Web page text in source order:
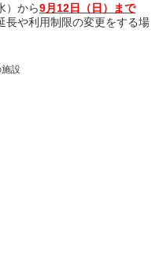
から9月12日（日）まで
や利用制限の変更をする場
設